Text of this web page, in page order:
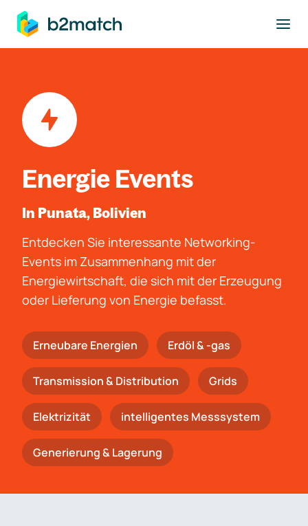
springen
Energie Events
In Punata, Bolivien
Entdecken Sie interessante Networking-
Events im Zusammenhang mit der
Energiewirtschaft, die sich mit der Erzeugung
oder Lieferung von Energie befasst.
Erneubare Energien Erdöl & -gas
Trans­mis­si­on & Distribution Grids
Elektrizität intelligentes Messsystem
Generierung & Lagerung